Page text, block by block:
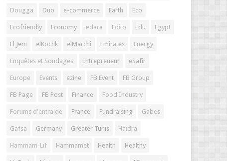
Dougga Duo e-commerce Earth Eco
Ecofriendly Economy edara Edito Edu Egypt
El Jem elKochk elMarchi Emirates Energy
Enquêtes et Sondages Entrepreneur eSafir
Europe Events ezine FB Event FB Group
FB Page FB Post Finance Food Industry
Forums d'entraide France Fundraising Gabes
Gafsa Germany Greater Tunis Haidra
Hammam-Lif Hammamet Health Healthy